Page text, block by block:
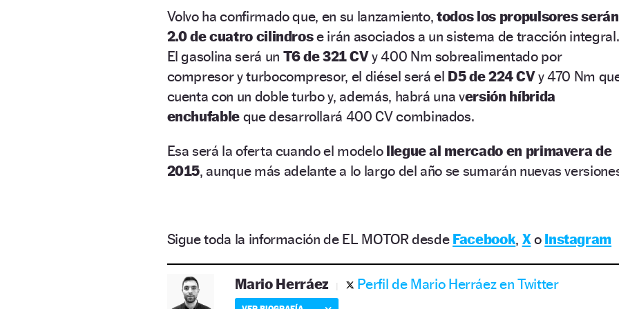
Volvo ha confirmado que, en su lanzamiento,todos los propulsores serán
2.0 de cuatro cilindrose irán asociados a un sistema de tracción integral.
El gasolina será un T6 de 321 CVy 400 Nm sobrealimentado por
compresor y turbocompresor, el diésel será el D5 de 224 CVy 470 Nm
cuenta con un doble turbo y, además, habrá una versión híbrida
enchufable que desarrollará 400 CV combinados.
Esa será la oferta cuando el modelo llegue al mercado en primavera de
2015, aunque más adelante a lo largo del año se sumarán nuevas
Sigue toda la información de EL MOTOR desde Facebook, Xo Instagram
Mario Herráez Perfil de Mario Herráez en Twitter